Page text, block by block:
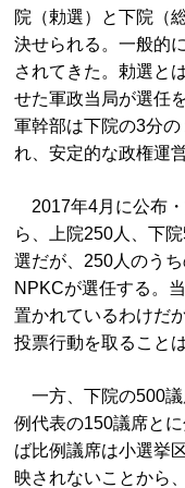
院（勅選）と下院（
決せられる。一般的
されてきた。勅選と
せた軍政当局が選任
軍幹部は下院の3分
れ、安定的な政権運
2017年4月に公布
ら、上院250人、下
選だが、250人のう
NPKCが選任する。
置かれているわけだ
投票行動を取ること
一方、下院の500議
例代表の150議席と
ば比例議席は小選挙
映されないことから